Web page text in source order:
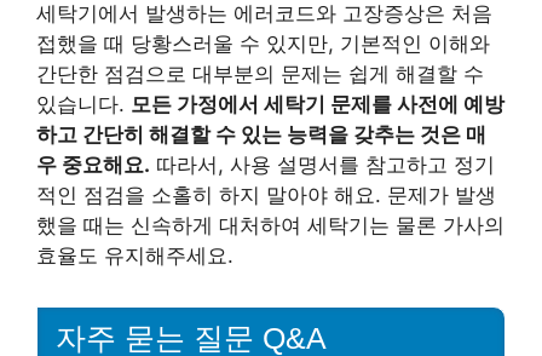
세탁기에서 발생하는 에러코드와 고장증상은 처음
접했을 때 당황스러울 수 있지만, 기본적인 이해와
간단한 점검으로 대부분의 문제는 쉽게 해결할 수
있습니다. 모든 가정에서 세탁기 문제를 사전에 예방
하고 간단히 해결할 수 있는 능력을 갖추는 것은 매
우 중요해요. 따라서, 사용 설명서를 참고하고 정기
적인 점검을 소홀히 하지 말아야 해요. 문제가 발생
했을 때는 신속하게 대처하여 세탁기는 물론 가사의
효율도 유지해주세요.
자주 묻는 질문 Q&A